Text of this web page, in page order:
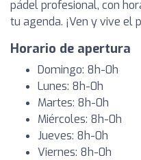
pádel profesional, con
tu agenda. ¡Ven y vive el
Horario de apertura
Domingo: 8h-0h
Lunes: 8h-0h
Martes: 8h-0h
Miércoles: 8h-0h
Jueves: 8h-0h
Viernes: 8h-0h